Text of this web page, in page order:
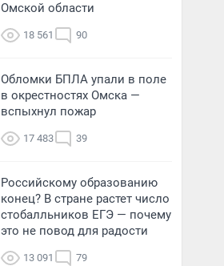
Омской области
18 561 90
Обломки БПЛА упали в поле
в окрестностях Омска —
вспыхнул пожар
17 483 39
Российскому образованию
конец? В стране растет число
стобалльников ЕГЭ — почему
это не повод для радости
13 091 79